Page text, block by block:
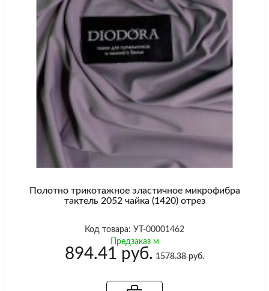
Полотно трикотажное эластичное микрофибра
тактель 2052 чайка (1420) отрез
Код товара: УТ-00001462
Предзаказ м
894.41 руб. 1578.38 руб.